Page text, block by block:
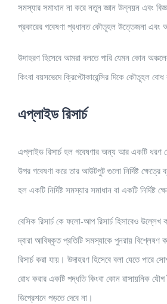
সমস্যার সমাধান না করে নতুন জ্ঞান উন্নয়ন এবং
প্রকারের গবেষণা প্রধানত কৌতূহল উত্তেজনা এবং
উদাহরণ হিসেবে আমরা বলতে পারি যেমন কোন
কিংবা বয়সভেদে ক্রিপ্টোকারেন্সির দিকে কৌতূহল
এপ্লাইড রিসার্চ
এপ্লাইড রিসার্চ হল গবেষণার অন্য আর একটি ধরণ
উপর গবেষণা করে তার আউটপুট গুলো নির্দিষ্ট
হল একটি নির্দিষ্ট সমস্যার সমাধান বা একটি নির্দিষ্ট
বেসিক রিসার্চ কে ফলো-আপ রিসার্চ হিসাবেও উল্লেখ
দ্বারা আবিষ্কৃত প্রতিটি সমস্যাকে পুনরায় বিশ্লেষণ
রিসার্চ করা যায়। উদাহরণ হিসেবে বলা যেতে পারে
রোধ করার একটি পদ্ধতি কিংবা কোন রাসায়নিক যৌগ
ডিপ্রেশনে পড়তে দেবে না।